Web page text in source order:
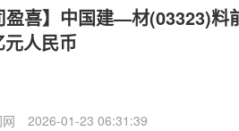
盈喜】中国建—材(03323)
人民币
2026-01-23 06:31:39